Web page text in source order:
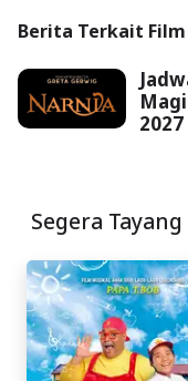
Berita Terkait
2027
Segera Tayang